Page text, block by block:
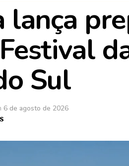
lança
Sul
6 de agosto de 2026